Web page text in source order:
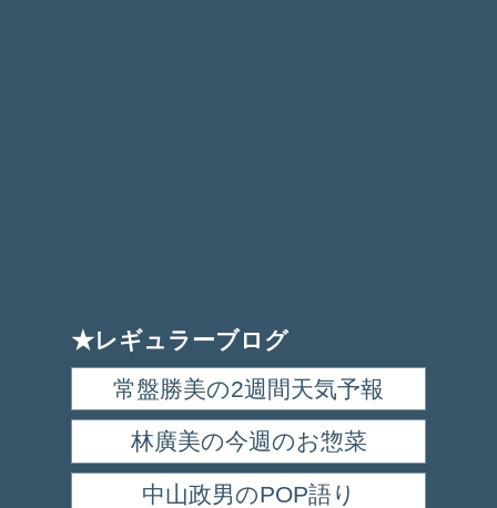
★レギュラーブログ
常盤勝美の2週間天気予報
林廣美の今週のお惣菜
中山政男のPOP語り